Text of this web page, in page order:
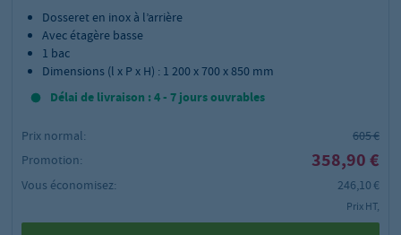
Dosseret en inox à l’arrière
Avec étagère basse
1 bac
Dimensions (l x P x H) : 1 200 x 700 x 850 mm
Délai de livraison : 4 - 7 jours ouvrables
Prix normal:
605 €
Promotion:
358,90 €
Vous économisez: 246,10 €
Prix HT,